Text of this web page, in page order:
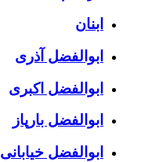
ابنان
ابوالفضل آذری
ابوالفضل اکبری
ابوالفضل بارپاز
ابوالفضل خیابانی